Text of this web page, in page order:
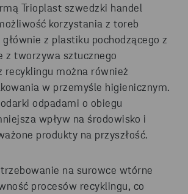
Trioplast szwedzki handel
korzystania z toreb
z plastiku pochodzącego z
z tworzywa sztucznego
recyklingu można również
w przemyśle higienicznym.
odpadami o obiegu
wpływ na środowisko i
produkty na przyszłość.
na surowce wtórne
procesów recyklingu, co